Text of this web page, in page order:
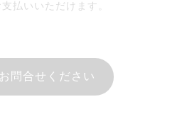
払いいただけます。
問合せください